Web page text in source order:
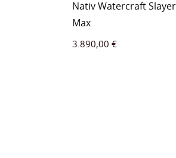
Nativ Watercraft
Max
3.890,00 €